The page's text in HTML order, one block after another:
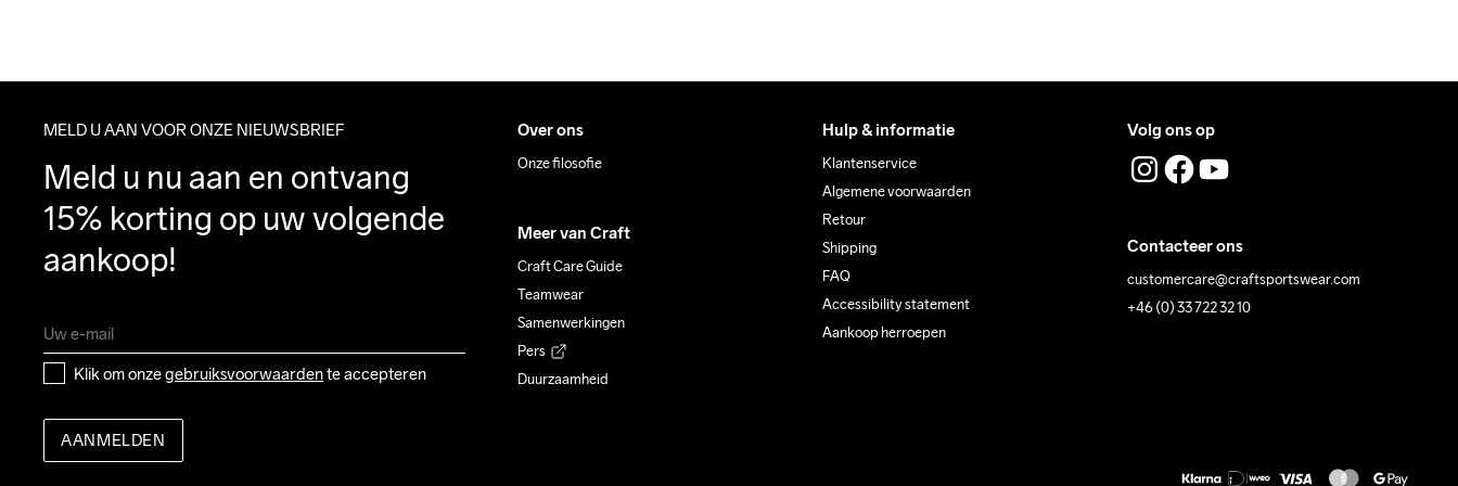
MELD U AAN VOOR ONZE NIEUWSBRIEF
Meld u nu aan en ontvang
15% korting op uw volgende
aankoop!
Klik om onze gebruiksvoorwaarden te accepteren
AANMELDEN
Over ons
Onze filosofie
Meer van Craft
Craft Care Guide
Teamwear
Samenwerkingen
Pers
Duurzaamheid
Hulp & informatie
Klantenservice
Algemene voorwaarden
Retour
Shipping
FAQ
Accessibility statement
Aankoop herroepen
Volg ons op
Contacteer ons
customercare@craftsportswear.com
+46 (0) 33 722 32 10